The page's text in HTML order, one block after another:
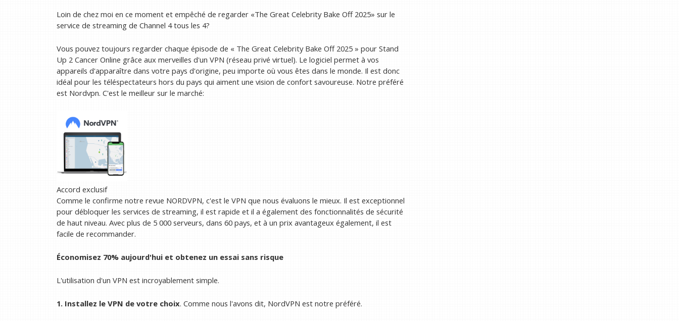
Loin de chez moi en ce moment et empêché de regarder «The Great Celebrity Bake Off 2025» sur le
service de streaming de Channel 4 tous les 4?
Vous pouvez toujours regarder chaque épisode de « The Great Celebrity Bake Off 2025 » pour Stand
Up 2 Cancer Online grâce aux merveilles d'un VPN (réseau privé virtuel). Le logiciel permet à vos
appareils d'apparaître dans votre pays d'origine, peu importe où vous êtes dans le monde. Il est donc
idéal pour les téléspectateurs hors du pays qui aiment une vision de confort savoureuse. Notre préféré
est Nordvpn. C'est le meilleur sur le marché:
Accord exclusif
Comme le confirme notre revue NORDVPN, c'est le VPN que nous évaluons le mieux. Il est exceptionnel
pour débloquer les services de streaming, il est rapide et il a également des fonctionnalités de sécurité
de haut niveau. Avec plus de 5 000 serveurs, dans 60 pays, et à un prix avantageux également, il est
facile de recommander.
Économisez 70% aujourd'hui et obtenez un essai sans risque
L'utilisation d'un VPN est incroyablement simple.
1. Installez le VPN de votre choix. Comme nous l'avons dit, NordVPN est notre préféré.